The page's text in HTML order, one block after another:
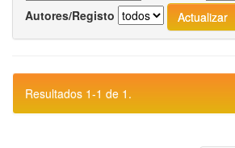
Autores/Registo
Resultados 1-1 de 1.